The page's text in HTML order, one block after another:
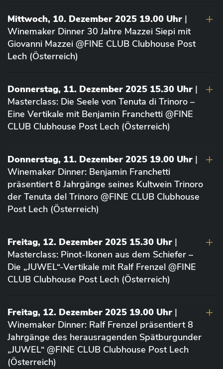
Mittwoch, 10. Dezember 2025 19.00 Uhr |
Winemaker Dinner 30 Jahre Mazzei Siepi mit
Giovanni Mazzei @FINE CLUB Clubhouse Post
Lech (Österreich)
Donnerstag, 11. Dezember 2025 15.30 Uhr |
Masterclass: Die Seele von Tenuta di Trinoro –
Eine Vertikale mit Benjamin Franchetti @FINE
CLUB Clubhouse Post Lech (Österreich)
Donnerstag, 11. Dezember 2025 19.00 Uhr |
Winemaker Dinner: Benjamin Franchetti
präsentiert 8 Jahrgänge seines Kultwein Trinoro
der Tenuta del Trinoro @FINE CLUB Clubhouse
Post Lech (Österreich)
Freitag, 12. Dezember 2025 15.30 Uhr |
Masterclass: Pinot-Ikonen aus dem Schiefer –
Die „JUWEL“-Vertikale mit Ralf Frenzel @FINE
CLUB Clubhouse Post Lech (Österreich)
Freitag, 12. Dezember 2025 19.00 Uhr |
Winemaker Dinner: Ralf Frenzel präsentiert 8
Jahrgänge des herausragenden Spätburgunder
„JUWEL“ @FINE CLUB Clubhouse Post Lech
(Österreich)